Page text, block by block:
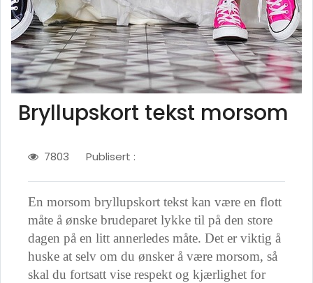
Bryllupskort tekst morsom
7803 Publisert :
En morsom bryllupskort tekst kan være en flott
måte å ønske brudeparet lykke til på den store
dagen på en litt annerledes måte. Det er viktig å
huske at selv om du ønsker å være morsom, så
skal du fortsatt vise respekt og kjærlighet for